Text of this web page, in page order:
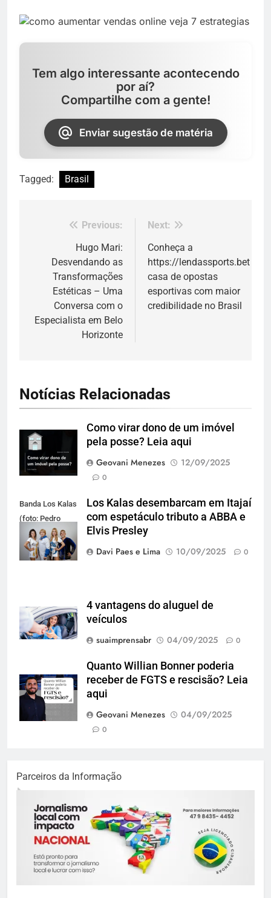
Tem algo interessante acontecendo
por aí?
Compartilhe com a gente!
Enviar sugestão de matéria
Tagged: Brasil
Navegação
Post
Previous:
Hugo Mari:
Desvendando as
Transformações
Estéticas – Uma
Conversa com o
Especialista em Belo
Horizonte
Next:
Conheça a
https://lendassports.bet
casa de opostas
esportivas com maior
credibilidade no Brasil
Notícias Relacionadas
Como virar dono de um imóvel
pela posse? Leia aqui
Geovani Menezes
12/09/2025
0
Banda Los Kalas
(foto: Pedro
Oliveira)
Los Kalas desembarcam em Itajaí
com espetáculo tributo a ABBA e
Elvis Presley
Davi Paes e Lima
10/09/2025 0
4 vantagens do aluguel de
veículos
suaimprensabr
04/09/2025 0
Quanto Willian Bonner poderia
receber de FGTS e rescisão? Leia
aqui
Geovani Menezes
04/09/2025
0
Parceiros da Informação